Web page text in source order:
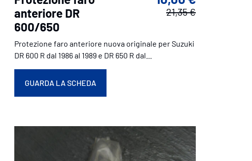
anteriore DR
600/650
21,35 €
Protezione faro anteriore nuova originale per Suzuki
DR 600 R dal 1986 al 1989 e DR 650 R dal...
GUARDA LA SCHEDA